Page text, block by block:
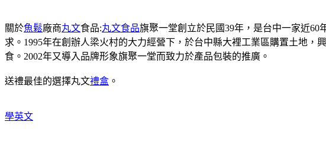
關於魚鬆廠商丸文食品:丸文食品旗聚一堂創立於民國39年，是台中一家近
求。1995年在創辦人梁火村的大力經營下，於台中縣大裡工業區購置土地
食。2002年又導入品牌形象旗聚一堂而致力於產品包裝的推廣。
送禮最佳的選擇丸文禮盒 。
學英文